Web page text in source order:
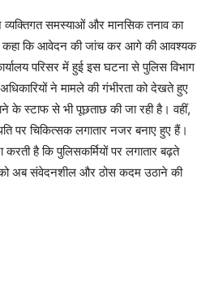
समस्याओं और मानसिक तनाव का
कहा कि आवेदन की जांच कर आगे की आवश्यक
परिसर में हुई इस घटना से पुलिस विभाग
ने मामले की गंभीरता को देखते हुए
के स्टाफ से भी पूछताछ की जा रही है। वहीं,
पर चिकित्सक लगातार नजर बनाए हुए हैं।
है कि पुलिसकर्मियों पर लगातार बढ़ते
को अब संवेदनशील और ठोस कदम उठाने की